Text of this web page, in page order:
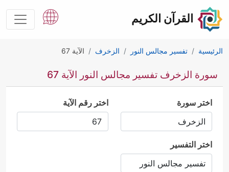
القرآن الكريم
الرئيسية تفسير مجالس النور الزخرف الآية 67
سورة الزخرف تفسير مجالس النور الآية 67
اختر سورة اختر رقم الآية
اختر التفسير